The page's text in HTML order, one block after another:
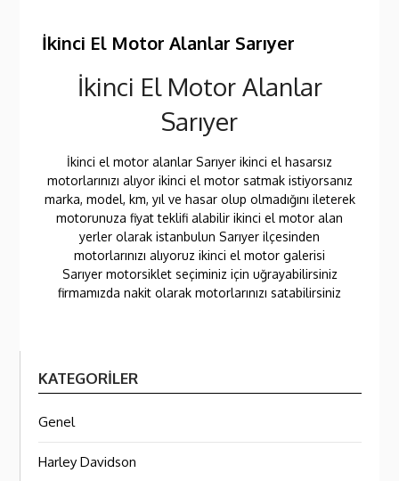
İkinci El Motor Alanlar Sarıyer
İkinci El Motor Alanlar
Sarıyer
İkinci el motor alanlar Sarıyer ikinci el hasarsız
motorlarınızı alıyor ikinci el motor satmak istiyorsanız
marka, model, km, yıl ve hasar olup olmadığını ileterek
motorunuza fiyat teklifi alabilir ikinci el motor alan
yerler olarak istanbulun Sarıyer ilçesinden
motorlarınızı alıyoruz ikinci el motor galerisi
Sarıyer motorsiklet seçiminiz için uğrayabilirsiniz
firmamızda nakit olarak motorlarınızı satabilirsiniz
KATEGORILER
Genel
Harley Davidson